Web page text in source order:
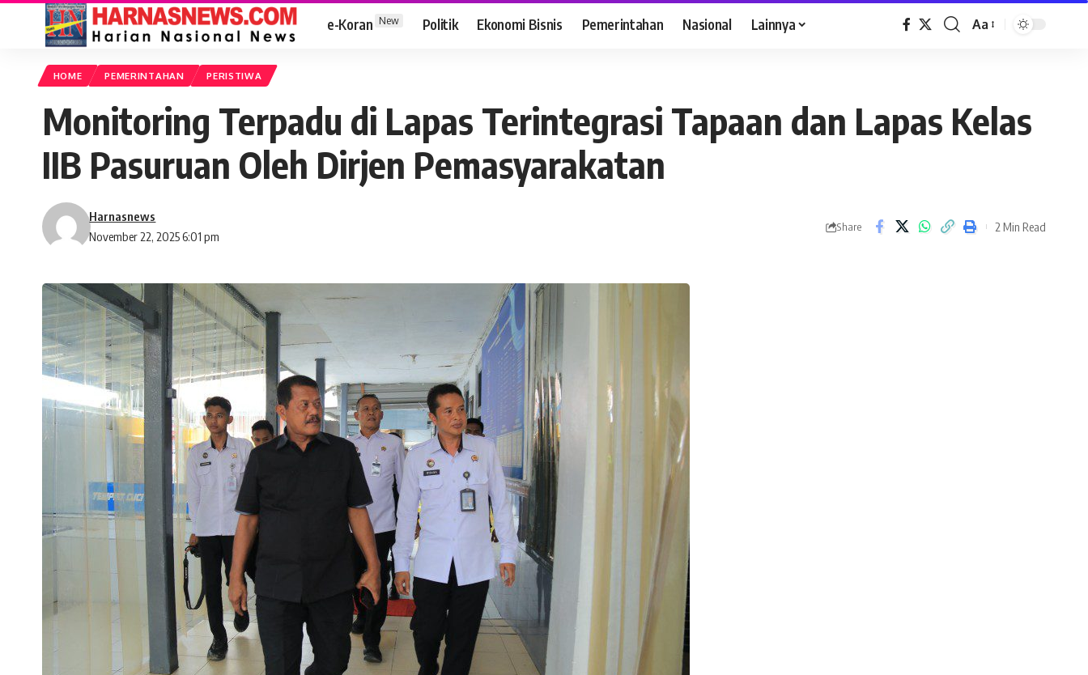
e-Koran New Politik Ekonomi Bisnis Pemerintahan Nasional Lainnya Aa
HOME PEMERINTAHAN PERISTIWA
Monitoring Terpadu di Lapas Terintegrasi Tapaan dan Lapas Kelas
IIB Pasuruan Oleh Dirjen Pemasyarakatan
November 22, 2025 6:01 pm
Harnasnews
Share 2 Min Read